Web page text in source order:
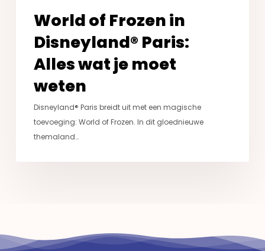
World of Frozen in
Disneyland® Paris:
Alles wat je moet
weten
Disneyland® Paris breidt uit met een magische
toevoeging: World of Frozen. In dit gloednieuwe
themaland…